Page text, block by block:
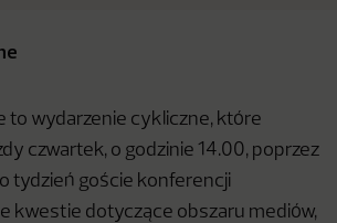
to wydarzenie cykliczne, które
czwartek, o godzinie 14.00, poprzez
tydzień goście konferencji
kwestie dotyczące obszaru mediów,